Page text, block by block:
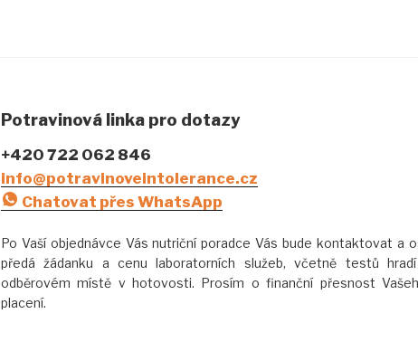
Potravinová linka pro dotazy
+420 722 062 846
info@potravinoveintolerance.cz
Chatovat přes WhatsApp
Po Vaší objednávce Vás nutriční poradce Vás bude kontaktovat a
předá žádanku a cenu laboratorních služeb, včetně testů
odběrovém místě v hotovosti. Prosím o finanční přesnost
placení.